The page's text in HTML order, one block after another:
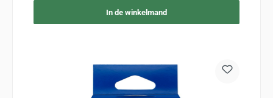
In de winkelmand